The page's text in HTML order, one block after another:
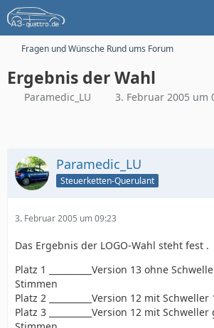
Fragen und Wünsche Rund ums Forum
Ergebnis der Wahl
Paramedic_LU 3. Februar 2005 um
Paramedic_LU
Steuerketten-Querulant
3. Februar 2005 um 09:23
Das Ergebnis der LOGO-Wahl steht fest .
Platz 1 __________Version 13 ohne
Stimmen
Platz 2 __________Version 12 mit
Platz 3 __________Version 12 mit